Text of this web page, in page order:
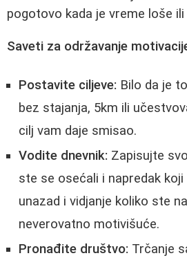
pogotovo kada je vreme loše
Saveti za održavanje
Postavite ciljeve: Bilo da je
bez stajanja, 5km ili
cilj vam daje smisao.
Vodite dnevnik: Zapisujte
ste se osećali i napredak
unazad i vidjanje koliko ste
neverovatno motivišuće.
Pronađite društvo: Trčanje